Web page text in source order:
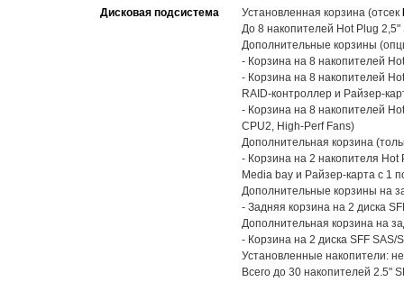
Дисковая подсистема
Установленная корзина (отсек
До 8 накопителей Hot Plug
Дополнительные корзины
- Корзина на 8 накопителей
- Корзина на 8 накопителей
RAID-контроллер и Райзер-
- Корзина на 8 накопителей
CPU2, High-Perf Fans)
Дополнительная корзина
- Корзина на 2 накопителя Hot
Media bay и Райзер-карта с 1
Дополнительные корзины на
- Задняя корзина на 2 диска
Дополнительная корзина на
- Корзина на 2 диска SFF SAS/
Установленные накопители:
Всего до 30 накопителей 2.5"